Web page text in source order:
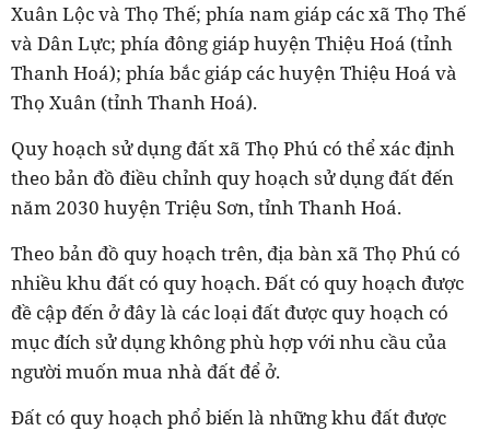
Xuân Lộc và Thọ Thế; phía nam giáp các xã Thọ Thế
và Dân Lực; phía đông giáp huyện Thiệu Hoá (tỉnh
Thanh Hoá); phía bắc giáp các huyện Thiệu Hoá và
Thọ Xuân (tỉnh Thanh Hoá).
Quy hoạch sử dụng đất xã Thọ Phú có thể xác định
theo bản đồ điều chỉnh quy hoạch sử dụng đất đến
năm 2030 huyện Triệu Sơn, tỉnh Thanh Hoá.
Theo bản đồ quy hoạch trên, địa bàn xã Thọ Phú có
nhiều khu đất có quy hoạch. Đất có quy hoạch được
đề cập đến ở đây là các loại đất được quy hoạch có
mục đích sử dụng không phù hợp với nhu cầu của
người muốn mua nhà đất để ở.
Đất có quy hoạch phổ biến là những khu đất được